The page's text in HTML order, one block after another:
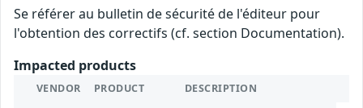
Se référer au bulletin de sécurité de l'éditeur pour
l'obtention des correctifs (cf. section Documentation).
Impacted products
VENDOR PRODUCT DESCRIPTION